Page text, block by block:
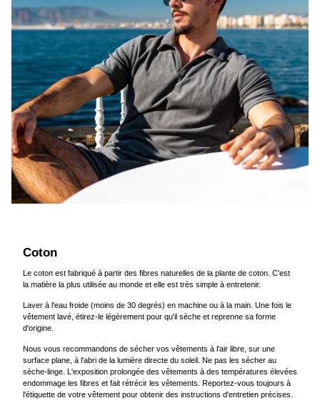
Coton
Le coton est fabriqué à partir des fibres naturelles de la plante de coton. C'est
la matière la plus utilisée au monde et elle est très simple à entretenir.
Laver à l'eau froide (moins de 30 degrés) en machine ou à la main. Une fois le
vêtement lavé, étirez-le légèrement pour qu'il sèche et reprenne sa forme
d'origine.
Nous vous recommandons de sécher vos vêtements à l'air libre, sur une
surface plane, à l'abri de la lumière directe du soleil. Ne pas les sécher au
sèche-linge. L'exposition prolongée des vêtements à des températures élevées
endommage les fibres et fait rétrécir les vêtements. Reportez-vous toujours à
l'étiquette de votre vêtement pour obtenir des instructions d'entretien précises.